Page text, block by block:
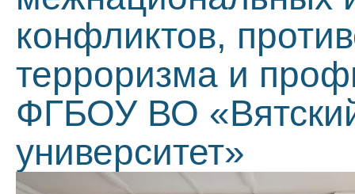
конфликтов,
терроризма и
ФГБОУ ВО
университет»